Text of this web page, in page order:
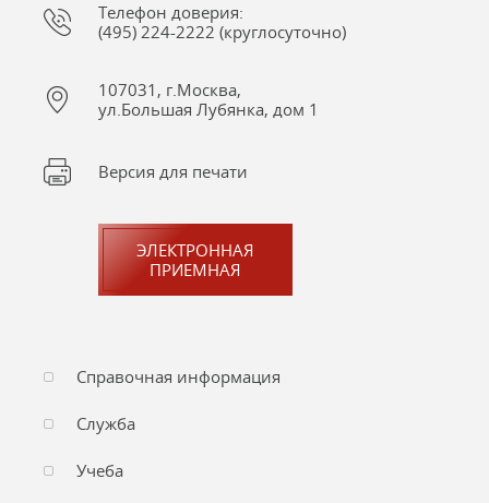
Телефон доверия:
(495) 224-2222 (круглосуточно)
107031, г.Москва,
ул.Большая Лубянка, дом 1
Версия для печати
ЭЛЕКТРОННАЯ
ПРИЕМНАЯ
Справочная информация
Служба
Учеба